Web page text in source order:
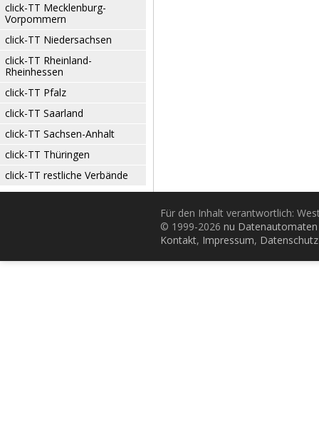
click-TT Mecklenburg-
Vorpommern
click-TT Niedersachsen
click-TT Rheinland-
Rheinhessen
click-TT Pfalz
click-TT Saarland
click-TT Sachsen-Anhalt
click-TT Thüringen
click-TT restliche Verbände
Für den Inhalt verantwortlich:
© 1999-2026 nu
Kontakt, Impressum, Datenschutz